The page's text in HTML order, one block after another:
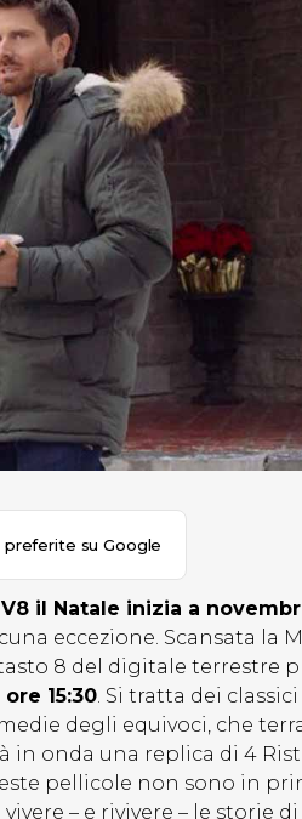
su Google
il Natale inizia a
eccezione. Scansata la
8 del digitale terrestre
15:30. Si tratta dei
degli equivoci, che
in onda una replica di 4
pellicole non sono in
– e rivivere – le storie